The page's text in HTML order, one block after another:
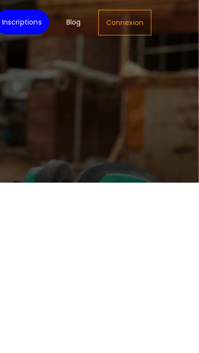
Inscriptions Blog Connexion